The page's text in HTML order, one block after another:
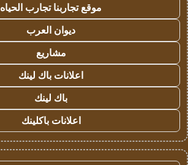
موقع تجاربنا تجارب الحياه
ديوان العرب
مشاريع
اعلانات باك لينك
باك لينك
اعلانات باكلينك